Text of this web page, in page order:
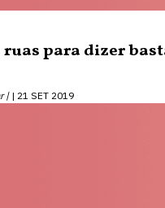
ruas para dizer
| 21 SET 2019